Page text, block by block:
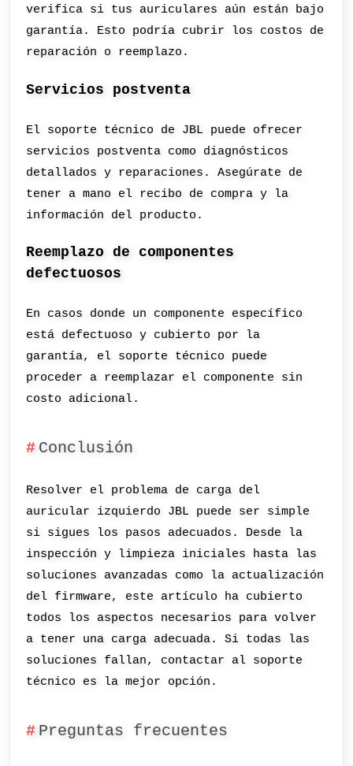
verifica si tus auriculares aún están bajo
garantía. Esto podría cubrir los costos de
reparación o reemplazo.
Servicios postventa
El soporte técnico de JBL puede ofrecer
servicios postventa como diagnósticos
detallados y reparaciones. Asegúrate de
tener a mano el recibo de compra y la
información del producto.
Reemplazo de componentes
defectuosos
En casos donde un componente específico
está defectuoso y cubierto por la
garantía, el soporte técnico puede
proceder a reemplazar el componente sin
costo adicional.
Conclusión
Resolver el problema de carga del
auricular izquierdo JBL puede ser simple
si sigues los pasos adecuados. Desde la
inspección y limpieza iniciales hasta las
soluciones avanzadas como la actualización
del firmware, este artículo ha cubierto
todos los aspectos necesarios para volver
a tener una carga adecuada. Si todas las
soluciones fallan, contactar al soporte
técnico es la mejor opción.
Preguntas frecuentes